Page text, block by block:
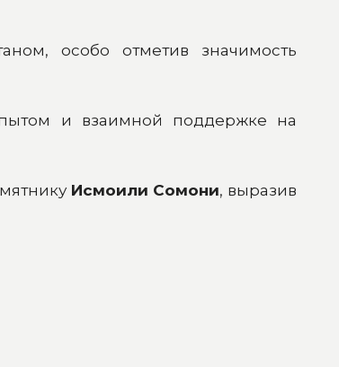
особо отметив значимость
и взаимной поддержке на
Исмоили Сомони, выразив